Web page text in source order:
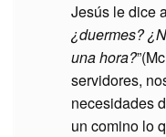
Jesús le dice
¿duermes?
una hora?
servidores,
necesidades
un comino lo